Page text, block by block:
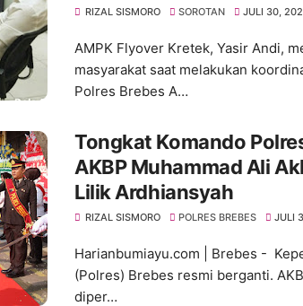
RIZAL SISMORO SOROTAN JULI 30,
AMPK Flyover Kretek, Yasir Andi,
masyarakat saat melakukan
Polres Brebes A…
Tongkat Komando
AKBP Muhammad Ali
Lilik Ardhiansyah
RIZAL SISMORO POLRES BREBES JULI
Harianbumiayu.com | Brebes -
(Polres) Brebes resmi berganti.
diper…